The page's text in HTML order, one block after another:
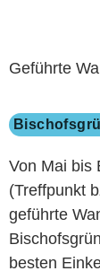
Geführte
Von Mai bis
(Treffpunkt
geführte
besten